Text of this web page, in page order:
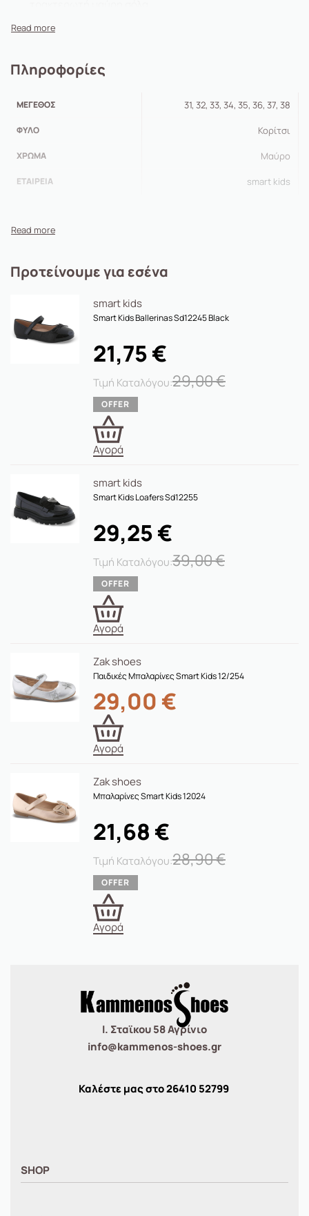
Άνετη εφαρμογή
Δερμάτινος ανατομικός, μαλακός πάτος.
Πληροφορίες
ΜΈΓΕΘΟΣ 31, 32, 33, 34, 35, 36, 37, 38
ΦΎΛΟ Κορίτσι
ΧΡΏΜΑ Μαύρο
ΕΤΑΙΡΕΊΑ smart kids
Προτείνουμε για εσένα
smart kids
Smart Kids Ballerinas Sd12245 Black
29,00€
21,75€
Αγορά
smart kids
Smart Kids Loafers Sd12255
39,00€
29,25€
Αγορά
Zak shoes
Παιδικές Μπαλαρίνες Smart Kids 12/254
29,00 €
Αγορά
Zak shoes
Μπαλαρίνες Smart Kids 12024
28,90€
21,68 €
Αγορά
Ι. Σταϊκου 58 Αγρίνιο
info@kammenos-shoes.gr
Καλέστε μας στο26410 52799
SHOP